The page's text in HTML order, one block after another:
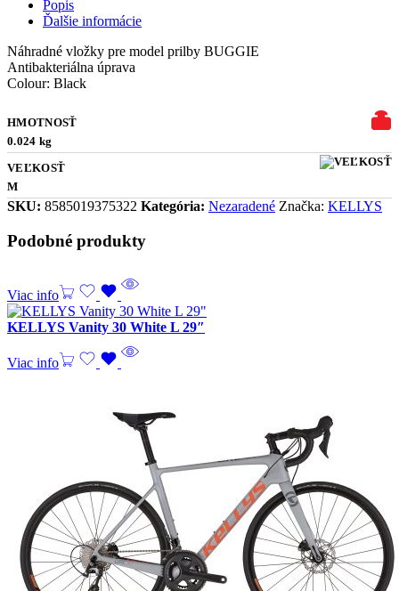
Popis
Ďalšie informácie
Náhradné vložky pre model prilby BUGGIE
Antibakteriálna úprava
Colour: Black
HMOTNOSŤ
0.024 kg
VEĽKOSŤ
M
SKU: 8585019375322 Kategória: Nezaradené Značka: KELLYS
Podobné produkty
Viac info
KELLYS Vanity 30 White L 29″
Viac info